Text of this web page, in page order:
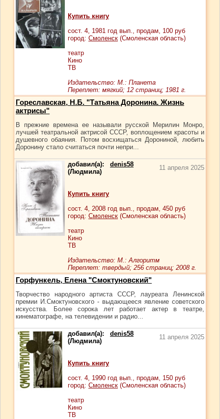
Купить книгу
сост. 4, 1981 год вып., продам, 100 руб
город: Смоленск (Смоленская область)
театр
Кино
ТВ
Издательство: М.: Планета
Переплет: мягкий; 12 страниц; 1981 г.
Гореславская, Н.Б. "Татьяна Доронина. Жизнь
актрисы"
В прежние времена ее называли русской Мерилин Монро,
лучшей театральной актрисой СССР, воплощением красоты и
душевного обаяния. Потом восхищаться Дорониной, любить
Доронину стало считаться почти непри...
добавил(а): denis58
(Людмила)
11 апреля 2025
Купить книгу
сост. 4, 2008 год вып., продам, 450 руб
город: Смоленск (Смоленская область)
театр
Кино
ТВ
Издательство: М.: Алгоритм
Переплет: твердый; 256 страниц; 2008 г.
Горфункель, Елена "Смоктуновский"
Творчество народного артиста СССР, лауреата Ленинской
премии И.Смоктуновского - выдающееся явление советского
искусства. Более сорока лет работает актер в театре,
кинематографе, на телевидении и радио...
добавил(а): denis58
(Людмила)
11 апреля 2025
Купить книгу
сост. 4, 1990 год вып., продам, 150 руб
город: Смоленск (Смоленская область)
театр
Кино
ТВ